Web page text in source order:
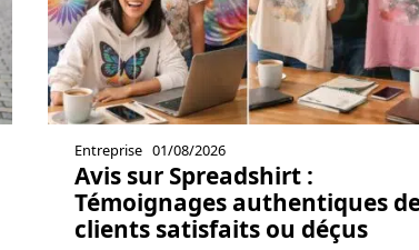
Entreprise 01/08/2026
Avis sur Spreadshirt :
Témoignages authentiques
clients satisfaits ou déçus